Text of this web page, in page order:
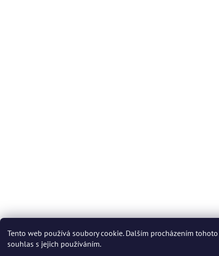
Tento web používá soubory cookie. Dalším procházením
souhlas s jejich používáním.